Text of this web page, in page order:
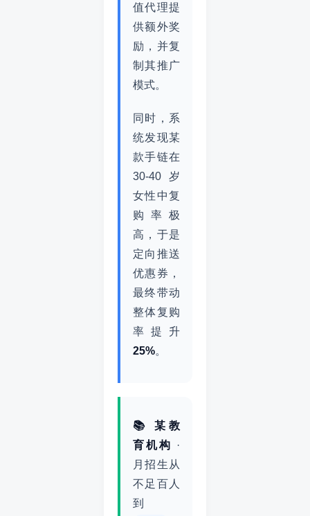
值代理提
供额外奖
励，并复
制其推广
模式。
同时，系
统发现某
款手链在
30-40岁
女性中复
购率极
高，于是
定向推送
优惠券，
最终带动
整体复购
率提升
25%。
📚 某教
育机构
·
月招生从
不足百人
到